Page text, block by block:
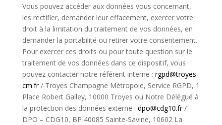
Vous pouvez accéder aux données vous concernant,
les rectifier, demander leur effacement, exercer votre
droit à la limitation du traitement de vos données, en
demander la portabilité ou retirer votre consentement.
Pour exercer ces droits ou pour toute question sur le
traitement de vos données dans ce dispositif, vous
pouvez contacter notre référent interne : rgpd@troyes-
cm.fr / Troyes Champagne Métropole, Service RGPD, 1
Place Robert Galley, 10000 Troyes ou Notre Délégué à
la protection des données externe : dpo@cdg10.fr /
DPO – CDG10, BP 40085 Sainte-Savine, 10602 La